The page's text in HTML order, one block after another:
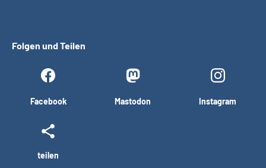
Folgen und Teilen
Facebook Mastodon Instagram
teilen